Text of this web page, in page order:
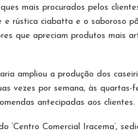
mais procurados pelos
rústica ciabatta e o saboroso
que apreciam produtos mais
ampliou a produção dos
vezes por semana, às quartas-
antecipadas aos clientes.
‘Centro Comercial Iracema’,